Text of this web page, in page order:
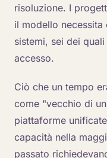
risoluzione. I
il modello
sistemi, sei dei
accesso.
Ciò che un tempo
come "vecchio di
piattaforme
capacità nella
passato